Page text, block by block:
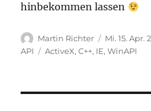
hinbekommen lassen
Autor
Martin Richter
am
Mi. 15. Apr.
API
Schlagwörter
ActiveX,C++, IE,WinAPI